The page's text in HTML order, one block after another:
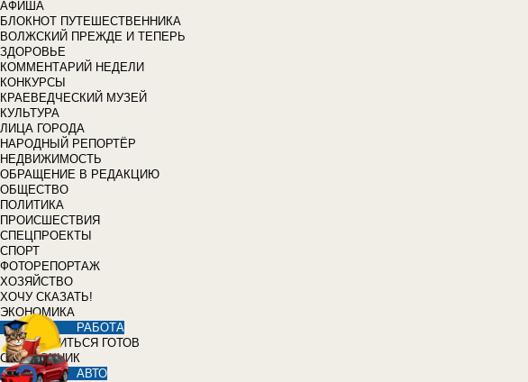
АФИША
БЛОКНОТ ПУТЕШЕСТВЕННИКА
ВОЛЖСКИЙ ПРЕЖДЕ И ТЕПЕРЬ
ЗДОРОВЬЕ
КОММЕНТАРИЙ НЕДЕЛИ
КОНКУРСЫ
КРАЕВЕДЧЕСКИЙ МУЗЕЙ
КУЛЬТУРА
ЛИЦА ГОРОДА
НАРОДНЫЙ РЕПОРТЁР
НЕДВИЖИМОСТЬ
ОБРАЩЕНИЕ В РЕДАКЦИЮ
ОБЩЕСТВО
ПОЛИТИКА
ПРОИСШЕСТВИЯ
СПЕЦПРОЕКТЫ
СПОРТ
ФОТОРЕПОРТАЖ
ХОЗЯЙСТВО
ХОЧУ СКАЗАТЬ!
ЭКОНОМИКА
РАБОТА
УЧИТЬСЯ ГОТОВ
СПРАВОЧНИК
АВТО